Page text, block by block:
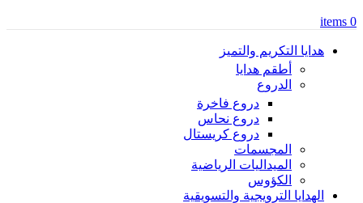
0
items
هدايا التكريم والتميز
أطقم هدايا
الدروع
دروع فاخرة
دروع نحاس
دروع كريستال
المجسمات
الميداليات الرياضية
الكؤوس
الهدايا الترويجية والتسويقية